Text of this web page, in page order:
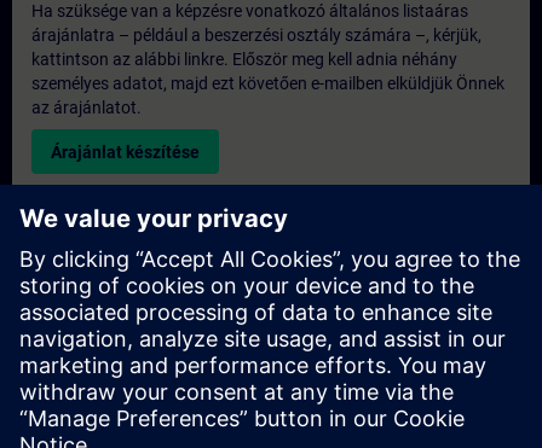
Ha szüksége van a képzésre vonatkozó általános listaáras
árajánlatra – például a beszerzési osztály számára –, kérjük,
kattintson az alábbi linkre. Először meg kell adnia néhány
személyes adatot, majd ezt követően e-mailben elküldjük Önnek
az árajánlatot.
Árajánlat készítése
Kérdés az exkluzív képzéssel kapcsolatban
Kérjük, töltse ki az alábbi érdeklődési űrlapot, ha árajánlatot
szeretne kapni egy exkluzív képzésre, akár helyszíni, akár
virtuális formában, vagy a SITRAIN képzési központunkban. Ez
a fajta kérés nagyobb csoportok számára (6 főtől) lenne
megfelelő. Miután megadta elérhetőségi adatait és képzési
igényeit, árajánlatot küldünk Önnek.